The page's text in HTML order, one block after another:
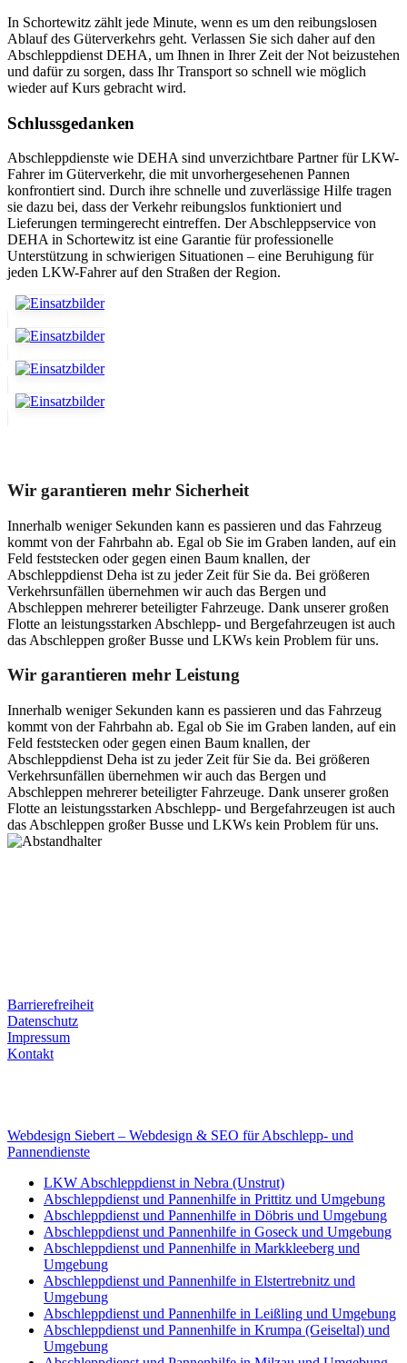
In Schortewitz zählt jede Minute, wenn es um den reibungslosen
Ablauf des Güterverkehrs geht. Verlassen Sie sich daher auf den
Abschleppdienst DEHA, um Ihnen in Ihrer Zeit der Not beizustehen
und dafür zu sorgen, dass Ihr Transport so schnell wie möglich
wieder auf Kurs gebracht wird.
Schlussgedanken
Abschleppdienste wie DEHA sind unverzichtbare Partner für LKW-
Fahrer im Güterverkehr, die mit unvorhergesehenen Pannen
konfrontiert sind. Durch ihre schnelle und zuverlässige Hilfe tragen
sie dazu bei, dass der Verkehr reibungslos funktioniert und
Lieferungen termingerecht eintreffen. Der Abschleppservice von
DEHA in Schortewitz ist eine Garantie für professionelle
Unterstützung in schwierigen Situationen – eine Beruhigung für
jeden LKW-Fahrer auf den Straßen der Region.
Wir garantieren mehr Sicherheit
Innerhalb weniger Sekunden kann es passieren und das Fahrzeug
kommt von der Fahrbahn ab. Egal ob Sie im Graben landen, auf ein
Feld feststecken oder gegen einen Baum knallen, der
Abschleppdienst Deha ist zu jeder Zeit für Sie da. Bei größeren
Verkehrsunfällen übernehmen wir auch das Bergen und
Abschleppen mehrerer beteiligter Fahrzeuge. Dank unserer großen
Flotte an leistungsstarken Abschlepp- und Bergefahrzeugen ist auch
das Abschleppen großer Busse und LKWs kein Problem für uns.
Wir garantieren mehr Leistung
Innerhalb weniger Sekunden kann es passieren und das Fahrzeug
kommt von der Fahrbahn ab. Egal ob Sie im Graben landen, auf ein
Feld feststecken oder gegen einen Baum knallen, der
Abschleppdienst Deha ist zu jeder Zeit für Sie da. Bei größeren
Verkehrsunfällen übernehmen wir auch das Bergen und
Abschleppen mehrerer beteiligter Fahrzeuge. Dank unserer großen
Flotte an leistungsstarken Abschlepp- und Bergefahrzeugen ist auch
das Abschleppen großer Busse und LKWs kein Problem für uns.
Barrierefreiheit
Datenschutz
Impressum
Kontakt
Webdesign Siebert – Webdesign & SEO für Abschlepp- und
Pannendienste
LKW Abschleppdienst in Nebra (Unstrut)
Abschleppdienst und Pannenhilfe in Prittitz und Umgebung
Abschleppdienst und Pannenhilfe in Döbris und Umgebung
Abschleppdienst und Pannenhilfe in Goseck und Umgebung
Abschleppdienst und Pannenhilfe in Markkleeberg und
Umgebung
Abschleppdienst und Pannenhilfe in Elstertrebnitz und
Umgebung
Abschleppdienst und Pannenhilfe in Leißling und Umgebung
Abschleppdienst und Pannenhilfe in Krumpa (Geiseltal) und
Umgebung